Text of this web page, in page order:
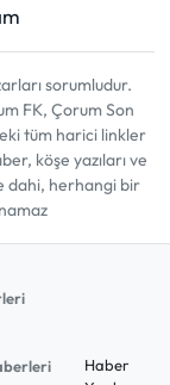
sorumludur.
FK, Çorum Son
tüm harici linkler
köşe yazıları ve
dahi, herhangi bir
Haber